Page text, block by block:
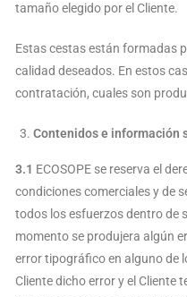
tamaño elegido por el Cliente.
Estas cestas están formadas
calidad deseados. En estos
contratación, cuales son
Contenidos e información
3.1 ECOSOPE se reserva el
condiciones comerciales y de
todos los esfuerzos dentro de
momento se produjera algún
error tipográfico en alguno de
Cliente dicho error y el Cliente